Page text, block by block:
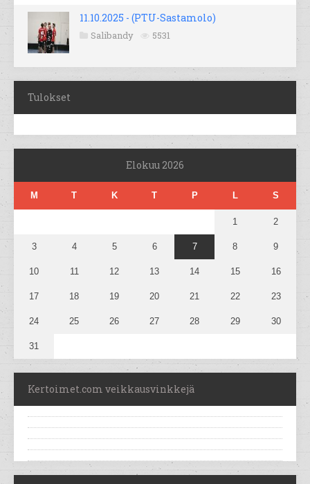
11.10.2025 - (PTU-Sastamolo)
Salibandy 5531
Tulokset
Elokuu 2026
M T K T P L S
1 2
3 4 5 6 7 8 9
10 11 12 13 14 15 16
17 18 19 20 21 22 23
24 25 26 27 28 29 30
31
Kertoimet.com veikkausvinkkejä